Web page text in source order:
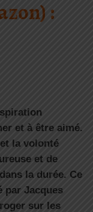
:
et à être aimé.
la volonté
et de
la durée. Ce
par Jacques
sur les